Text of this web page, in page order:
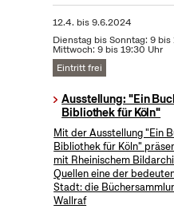
12.4. bis9.6.2024
Dienstag bis Sonntag: 9 bis
Mittwoch: 9 bis 19:30 Uhr
Eintritt frei
Ausstellung: "Ein
Bibliothek für Köln"
Mit der Ausstellung "Ein
Bibliothek für Köln"
mit Rheinischem
Quellen eine der
Stadt: die
Wallraf